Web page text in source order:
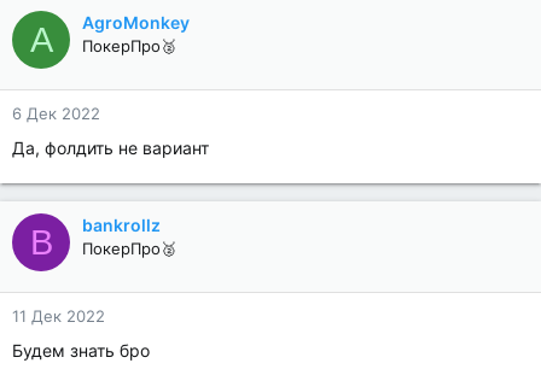
A AgroMonkey
ПокерПро🥈
6 Дек 2022
Да, фолдить не вариант
B bankrollz
ПокерПро🥈
11 Дек 2022
Будем знать бро